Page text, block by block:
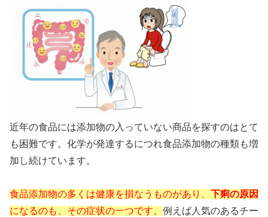
近年の食品には添加物の入っていない商品を探すのはとて
も困難です。化学が発達するにつれ食品添加物の種類も増
加し続けています。
食品添加物の多くは健康を損なうものがあり、
下痢の原因
になるのも、その症状の一つです。 例えば人気のあるチー